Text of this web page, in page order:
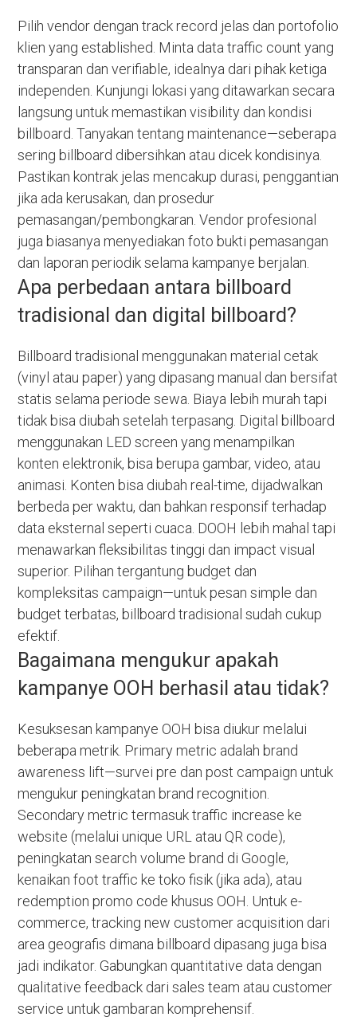
Pilih vendor dengan track record jelas dan portofolio
klien yang established. Minta data traffic count yang
transparan dan verifiable, idealnya dari pihak ketiga
independen. Kunjungi lokasi yang ditawarkan secara
langsung untuk memastikan visibility dan kondisi
billboard. Tanyakan tentang maintenance—seberapa
sering billboard dibersihkan atau dicek kondisinya.
Pastikan kontrak jelas mencakup durasi, penggantian
jika ada kerusakan, dan prosedur
pemasangan/pembongkaran. Vendor profesional
juga biasanya menyediakan foto bukti pemasangan
dan laporan periodik selama kampanye berjalan.
Apa perbedaan antara billboard
tradisional dan digital billboard?
Billboard tradisional menggunakan material cetak
(vinyl atau paper) yang dipasang manual dan bersifat
statis selama periode sewa. Biaya lebih murah tapi
tidak bisa diubah setelah terpasang. Digital billboard
menggunakan LED screen yang menampilkan
konten elektronik, bisa berupa gambar, video, atau
animasi. Konten bisa diubah real-time, dijadwalkan
berbeda per waktu, dan bahkan responsif terhadap
data eksternal seperti cuaca. DOOH lebih mahal tapi
menawarkan fleksibilitas tinggi dan impact visual
superior. Pilihan tergantung budget dan
kompleksitas campaign—untuk pesan simple dan
budget terbatas, billboard tradisional sudah cukup
efektif.
Bagaimana mengukur apakah
kampanye OOH berhasil atau tidak?
Kesuksesan kampanye OOH bisa diukur melalui
beberapa metrik. Primary metric adalah brand
awareness lift—survei pre dan post campaign untuk
mengukur peningkatan brand recognition.
Secondary metric termasuk traffic increase ke
website (melalui unique URL atau QR code),
peningkatan search volume brand di Google,
kenaikan foot traffic ke toko fisik (jika ada), atau
redemption promo code khusus OOH. Untuk e-
commerce, tracking new customer acquisition dari
area geografis dimana billboard dipasang juga bisa
jadi indikator. Gabungkan quantitative data dengan
qualitative feedback dari sales team atau customer
service untuk gambaran komprehensif.